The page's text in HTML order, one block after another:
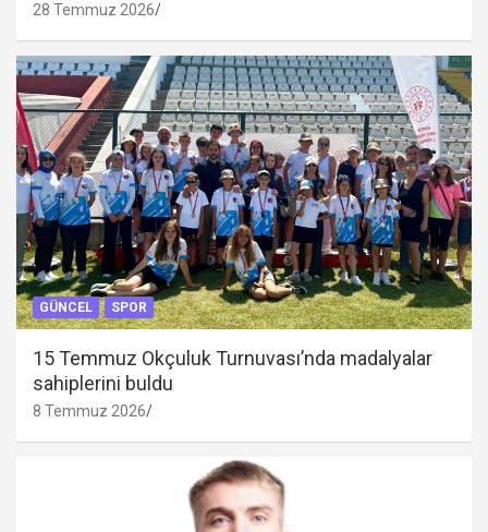
28 Temmuz 2026
GÜNCEL SPOR
15 Temmuz Okçuluk Turnuvası’nda madalyalar
sahiplerini buldu
8 Temmuz 2026